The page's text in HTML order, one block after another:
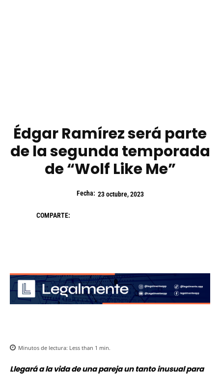
Édgar Ramírez será parte
de la segunda temporada
de “Wolf Like Me”
Fecha: 23 octubre, 2023
COMPARTE:
Minutos de lectura: Less than 1 min.
Llegará a la vida de una pareja un tanto inusual para